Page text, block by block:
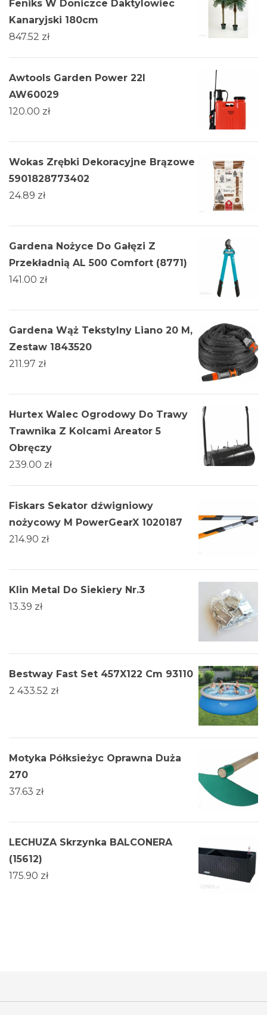
Feniks W Doniczce Daktylowiec
Kanaryjski 180cm
847.52 zł
Awtools Garden Power 22l
AW60029
120.00 zł
Wokas Zrębki Dekoracyjne Brązowe
5901828773402
24.89 zł
Gardena Nożyce Do Gałęzi Z
Przekładnią AL 500 Comfort (8771)
141.00 zł
Gardena Wąż Tekstylny Liano 20 M,
Zestaw 1843520
211.97 zł
Hurtex Walec Ogrodowy Do Trawy
Trawnika Z Kolcami Areator 5
Obręczy
239.00 zł
Fiskars Sekator dźwigniowy
nożycowy M PowerGearX 1020187
214.90 zł
Klin Metal Do Siekiery Nr.3
13.39 zł
Bestway Fast Set 457X122 Cm 93110
2 433.52 zł
Motyka Półksieżyc Oprawna Duża
270
37.63 zł
LECHUZA Skrzynka BALCONERA
(15612)
175.90 zł